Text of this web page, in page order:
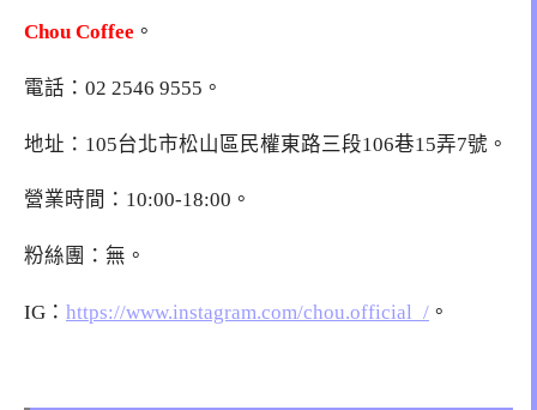
Chou Coffee 。
電話： 02 2546 9555 。
地址：105台北市松山區民權東路三段106巷15弄7號。
營業時間：10:00-18:00。
粉絲團：無。
IG： https://www.instagram.com/chou.official_/ 。